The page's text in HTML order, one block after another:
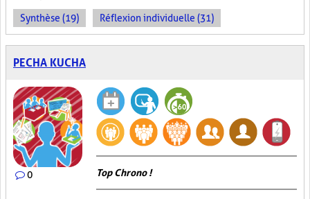
Synthèse (19) Réflexion individuelle (31)
PECHA KUCHA
0 Top Chrono !